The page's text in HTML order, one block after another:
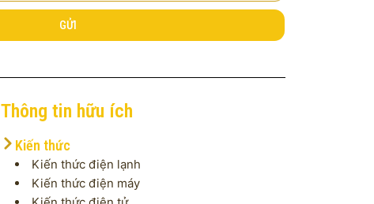
GỬI
Thông tin hữu ích
Kiến thức
Kiến thức điện lạnh
Kiến thức điện máy